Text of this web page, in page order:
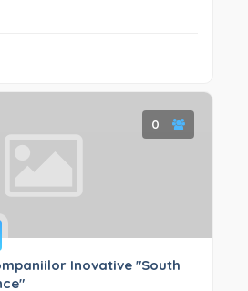
0
Inovative "South